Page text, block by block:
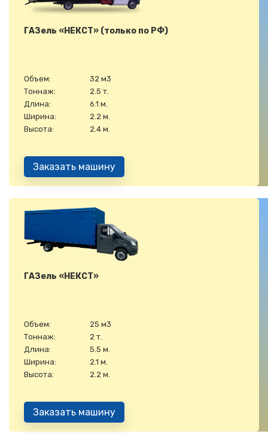
ГАЗель «НЕКСТ» (только по РФ)
Объем:
32 м3
Тоннаж:
2.5 т.
Длина:
6.1 м.
Ширина:
2.2 м.
Высота:
2.4 м.
Заказать машину
ГАЗель «НЕКСТ»
Объем:
25 м3
Тоннаж:
2 т.
Длина:
5.5 м.
Ширина:
2.1 м.
Высота:
2.2 м.
Заказать машину